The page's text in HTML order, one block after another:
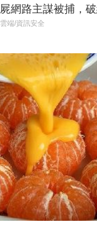
屍網路主謀被捕，
癱瘓全球！
雲端/資訊安全